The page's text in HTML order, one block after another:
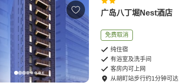
广岛八丁堀Nest酒店
免费取消
纯住宿
有浴室及洗手间
客房内可上网
从胡町站步行约1分钟可达